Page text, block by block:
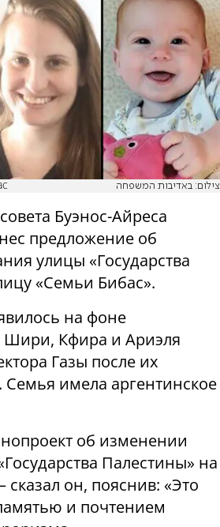
צילום: באדיבות המשפחה
Буэнос-Айреса
предложение об
улицы «Государства
«Семьи Бибас».
на фоне
Шири, Кфира и Ариэля
Семья имела аргентинское
об изменении
Палестины» на
он, пояснив: «Это
и почтением